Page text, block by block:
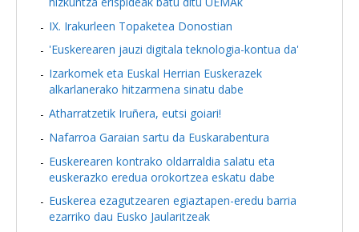
IX. Irakurleen Topaketea Donostian
'Euskerearen jauzi digitala teknologia-kontua da'
Izarkomek eta Euskal Herrian Euskerazek
alkarlanerako hitzarmena sinatu dabe
Atharratzetik Iruñera, eutsi goiari!
Nafarroa Garaian sartu da Euskarabentura
Euskerearen kontrako oldarraldia salatu eta
euskerazko eredua orokortzea eskatu dabe
Euskerea ezagutzearen egiaztapen-eredu barria
ezarriko dau Eusko Jaularitzeak